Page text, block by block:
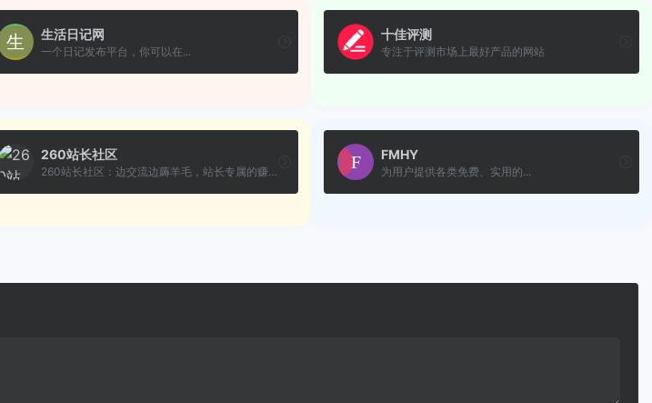
生活日记网
一个日记发布平台，你可以在...
十佳评测
专注于评测市场上最好产品的网站
260站长社区
260站长社区：边交流边薅羊毛，站长专属的赚钱论坛。
FMHY
为用户提供各类免费、实用的...